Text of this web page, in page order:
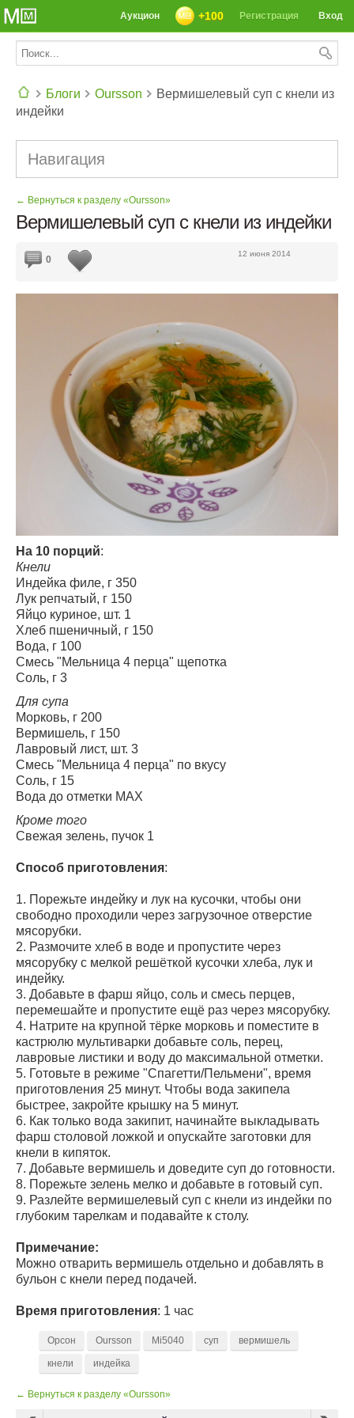
Вход
Регистрация
+100
Аукцион
Блоги Oursson
Вермишелевый суп с кнели из
индейки
Навигация
← Вернуться к разделу «Oursson»
Вермишелевый суп с кнели из индейки
12 июня 2014
0
На 10 порций:
Кнели
Индейка филе, г 350
Лук репчатый, г 150
Яйцо куриное, шт. 1
Хлеб пшеничный, г 150
Вода, г 100
Смесь "Мельница 4 перца" щепотка
Соль, г 3
Для супа
Морковь, г 200
Вермишель, г 150
Лавровый лист, шт. 3
Смесь "Мельница 4 перца" по вкусу
Соль, г 15
Вода до отметки MAX
Кроме того
Свежая зелень, пучок 1
Способ приготовления:
1. Порежьте индейку и лук на кусочки, чтобы они
свободно проходили через загрузочное отверстие
мясорубки.
2. Размочите хлеб в воде и пропустите через
мясорубку с мелкой решёткой кусочки хлеба, лук и
индейку.
3. Добавьте в фарш яйцо, соль и смесь перцев,
перемешайте и пропустите ещё раз через мясорубку.
4. Натрите на крупной тёрке морковь и поместите в
кастрюлю мультиварки добавьте соль, перец,
лавровые листики и воду до максимальной отметки.
5. Готовьте в режиме "Спагетти/Пельмени", время
приготовления 25 минут. Чтобы вода закипела
быстрее, закройте крышку на 5 минут.
6. Как только вода закипит, начинайте выкладывать
фарш столовой ложкой и опускайте заготовки для
кнели в кипяток.
7. Добавьте вермишель и доведите суп до готовности.
8. Порежьте зелень мелко и добавьте в готовый суп.
9. Разлейте вермишелевый суп с кнели из индейки по
глубоким тарелкам и подавайте к столу.
Примечание:
Можно отварить вермишель отдельно и добавлять в
бульон с кнели перед подачей.
Время приготовления: 1 час
Орсон Oursson Mi5040 суп вермишель
кнели индейка
← Вернуться к разделу «Oursson»